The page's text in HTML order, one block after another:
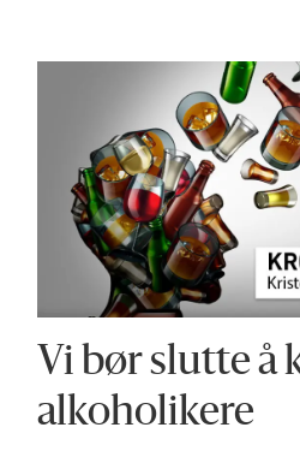
Vi bør slutte å
alkoholikere